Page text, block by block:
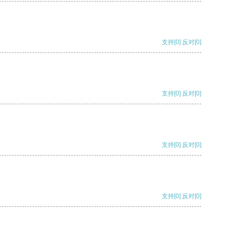
支持[0] 反对[0]
支持[0] 反对[0]
支持[0] 反对[0]
支持[0] 反对[0]